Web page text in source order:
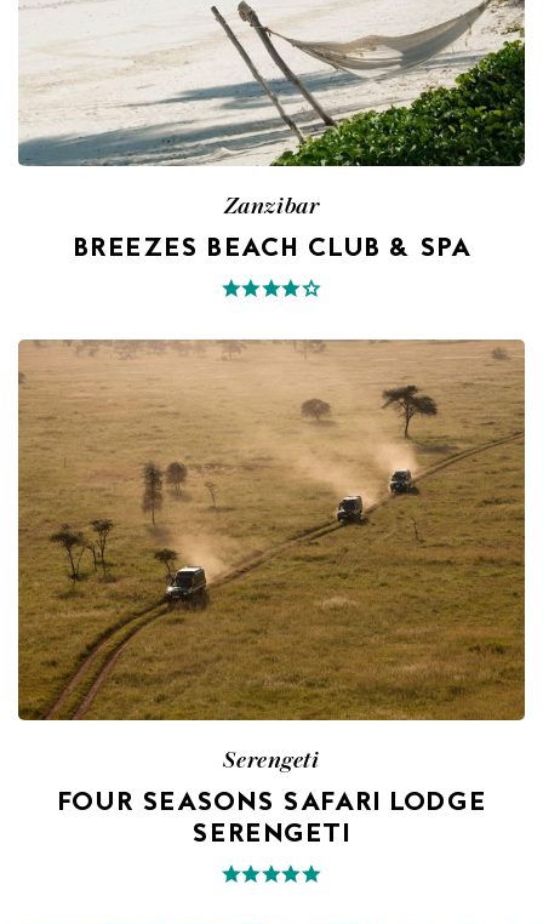
Zanzibar
BREEZES BEACH CLUB & SPA
Serengeti
FOUR SEASONS SAFARI LODGE
SERENGETI